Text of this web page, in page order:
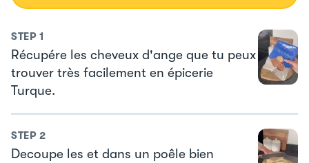
STEP 1
Récupére les cheveux d'ange que tu peux
trouver très facilement en épicerie
Turque.
STEP 2
Decoupe les et dans un poêle bien